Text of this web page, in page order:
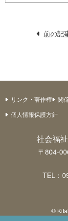
前の記
リンク・著作権 関
個人情報保護方針
社会福
〒804-
TEL：
©